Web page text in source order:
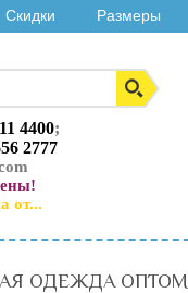
Скидки Размеры
4400;
2777
от...
ОДЕЖДА ОПТОМ